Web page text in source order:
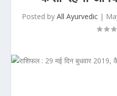
Posted by All Ayurvedic |